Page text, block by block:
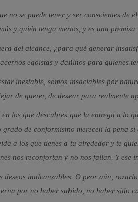
no se puede tener y ser conscientes de
y quién tenga menos, y es una
del alcance, ¿para qué generar
egoístas y dañinos para quienes
inestable, somos insaciables por
de querer, de desear para realmente
los que descubres que la entrega a lo
de conformismo merecen la pena
a los que tienes a tu alrededor y te
nos reconfortan y no nos fallan. Y ese
deseos inalcanzables. O peor aún,
por no haber sabido, no haber sido